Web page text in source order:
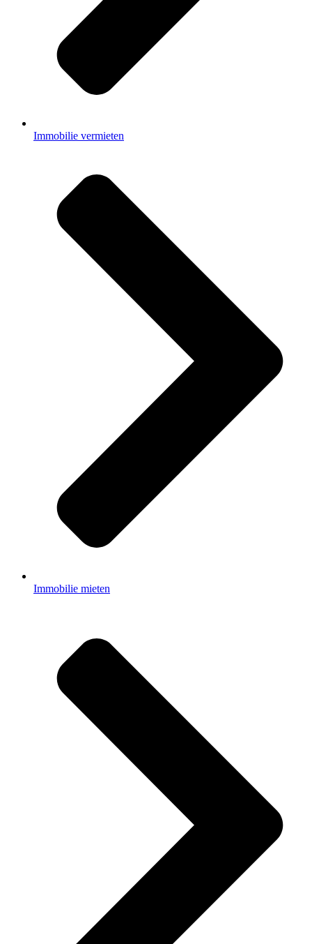
Immobilie vermieten
Immobilie mieten